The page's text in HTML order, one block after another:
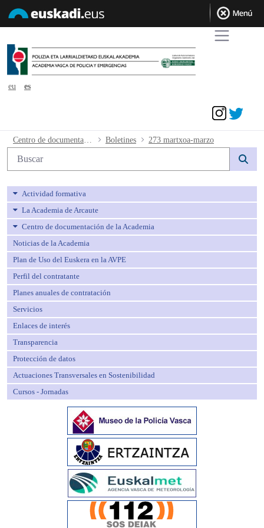
eu
es
273 martxoa-marzo - avpe
Boletines 273 martxoa-marzo
Búsqueda web
Actividad formativa
La Academia de Arcaute
Centro de documentación de la Academia
Noticias de la Academia
Plan de Uso del Euskera en la AVPE
Perfil del contratante
Planes anuales de contratación
Servicios
Enlaces de interés
Transparencia
Protección de datos
Actuaciones Transversales en Sostenibilidad
Cursos - Jornadas